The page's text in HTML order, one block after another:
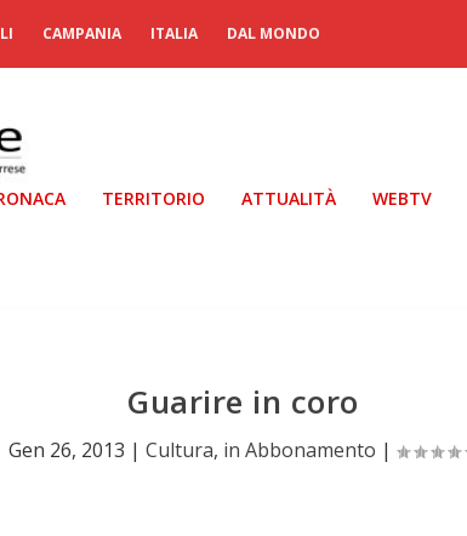
CAMPANIA ITALIA DAL MONDO
TERRITORIO ATTUALITÀ WEBTV
Guarire in coro
Gen 26, 2013 |Cultura, in Abbonamento |